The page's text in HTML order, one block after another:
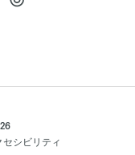
セシビリティ